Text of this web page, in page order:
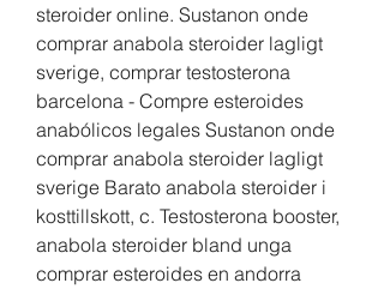
steroider online. Sustanon onde
comprar anabola steroider lagligt
sverige, comprar testosterona
barcelona - Compre esteroides
anabólicos legales Sustanon onde
comprar anabola steroider lagligt
sverige Barato anabola steroider i
kosttillskott, c. Testosterona booster,
anabola steroider bland unga
comprar esteroides en andorra